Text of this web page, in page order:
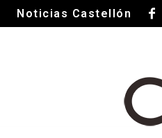
Noticias Castellón